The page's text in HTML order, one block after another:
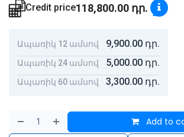
Credit price118,800.00 դր.
Ապառիկ 12 ամսով 9,900.00 դր.
Ապառիկ 24 ամսով 5,000.00 դր.
Ապառիկ 60 ամսով 3,300.00 դր.
Add to